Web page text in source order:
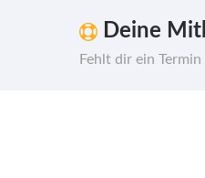
Deine
Fehlt dir ein